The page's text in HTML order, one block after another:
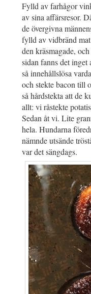
Fylld av farhågor
av sina affärsresor.
de övergivna
fylld av vidbränd
den kräsmagade,
sidan fanns det inget
så innehållslösa
och stekte bacon till
så hårdstekta att de
allt: vi råstekte
Sedan åt vi. Lite
hela. Hundarna
nämnde utsände
var det sängdags.